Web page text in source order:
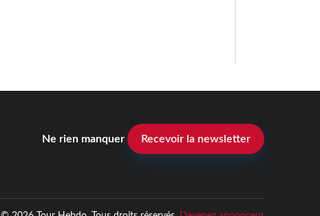
Ne rien manquer Recevoir la newsletter